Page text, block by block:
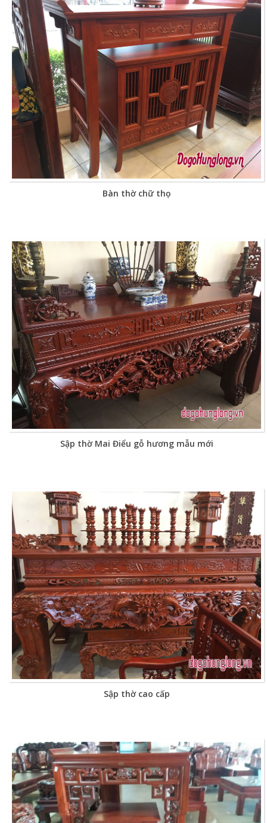
Bàn thờ chữ thọ
Sập thờ Mai Điểu gỗ hương mẫu mới
Sập thờ cao cấp